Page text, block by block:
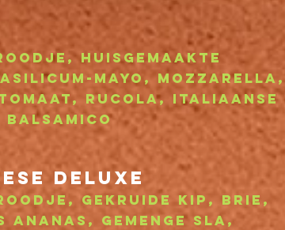
, Huisgemaakte
mayo, mozzarella,
rucola, italiaanse
deluxe
Gekruide kip, Brie ,
ananas, gemenge sla,